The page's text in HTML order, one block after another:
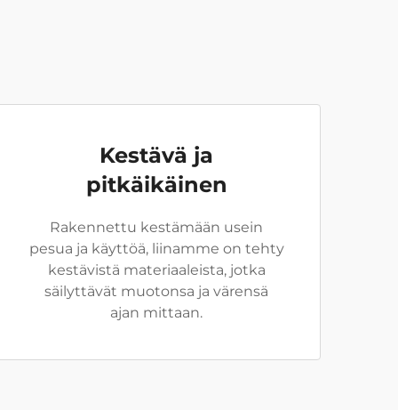
Kestävä ja
pitkäikäinen
Rakennettu kestämään usein
pesua ja käyttöä, liinamme on tehty
kestävistä materiaaleista, jotka
säilyttävät muotonsa ja värensä
ajan mittaan.